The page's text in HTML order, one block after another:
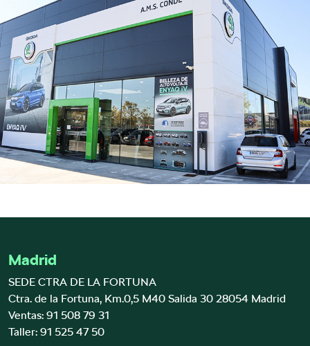
Madrid
SEDE CTRA DE LA FORTUNA
Ctra. de la Fortuna, Km.0,5 M40 Salida 30 28054 Madrid
Ventas: 91 508 79 31
Taller: 91 525 47 50